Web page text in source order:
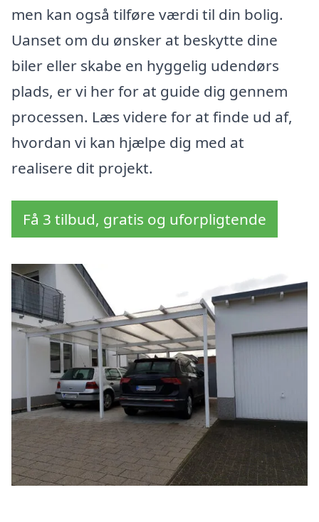
men kan også tilføre værdi til din bolig.
Uanset om du ønsker at beskytte dine
biler eller skabe en hyggelig udendørs
plads, er vi her for at guide dig gennem
processen. Læs videre for at finde ud af,
hvordan vi kan hjælpe dig med at
realisere dit projekt.
Få 3 tilbud, gratis og uforpligtende